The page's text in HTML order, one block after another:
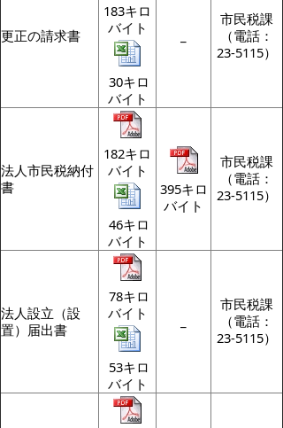
更正の請求書
183キロ
バイト
30キロ
バイト
市民税課
（電話：
23-5115）
法人市民税納付
書
182キロ
バイト
46キロ
バイト
395キロ
バイト
市民税課
（電話：
23-5115）
法人設立（設
置）届出書
78キロ
バイト
53キロ
バイト
市民税課
（電話：
23-5115）